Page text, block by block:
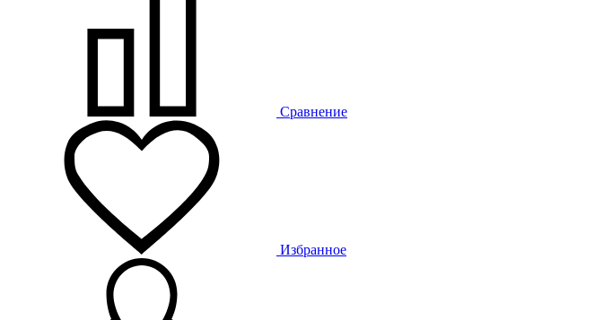
Сравнение
Избранное